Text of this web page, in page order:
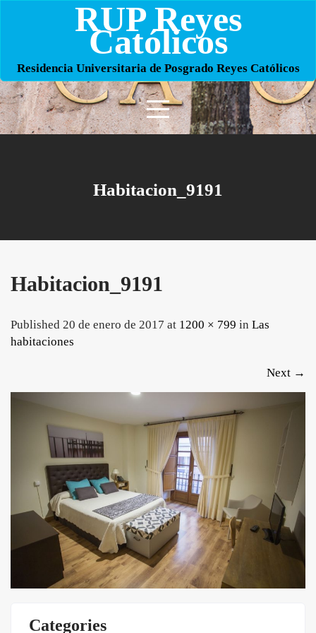
RUP Reyes
Católicos
Residencia Universitaria de Posgrado Reyes Católicos
Habitacion_9191
Habitacion_9191
Published 20 de enero de 2017 at 1200 × 799 in Las
habitaciones
Next →
Categories